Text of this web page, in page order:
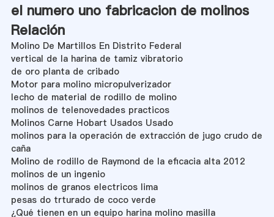
el numero uno fabricacion de molinos
Relación
Molino De Martillos En Distrito Federal
vertical de la harina de tamiz vibratorio
de oro planta de cribado
Motor para molino micropulverizador
lecho de material de rodillo de molino
molinos de telenovedades practicos
Molinos Carne Hobart Usados Usado
molinos para la operación de extracción de jugo crudo de
caña
Molino de rodillo de Raymond de la eficacia alta 2012
molinos de un ingenio
molinos de granos electricos lima
pesas do trturado de coco verde
¿Qué tienen en un equipo harina molino masilla